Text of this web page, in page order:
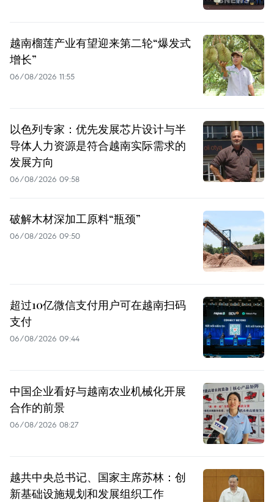
越南榴莲产业有望迎来第二轮“爆发式
增长”
06/08/2026 11:55
以色列专家：优先发展芯片设计与半
导体人力资源是符合越南实际需求的
发展方向
06/08/2026 09:58
破解木材深加工原料“瓶颈”
06/08/2026 09:50
超过10亿微信支付用户可在越南扫码
支付
06/08/2026 09:44
中国企业看好与越南农业机械化开展
合作的前景
06/08/2026 08:27
越共中央总书记、国家主席苏林：创
新基础设施规划和发展组织工作